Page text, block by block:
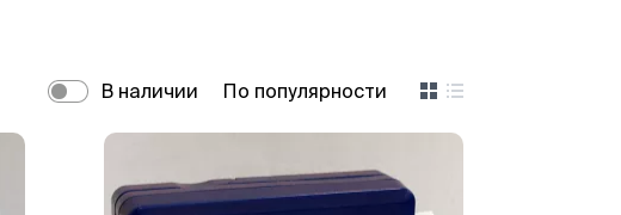
В наличии По популярности